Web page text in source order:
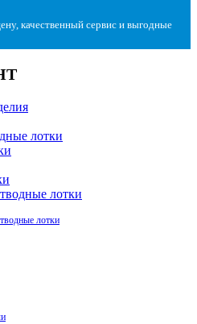
качественный сервис и выгодные
лотки
лотки
лотки